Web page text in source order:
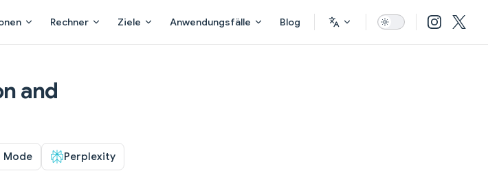
Rechner Ziele Anwendungsfälle Blog
and
Mode Perplexity